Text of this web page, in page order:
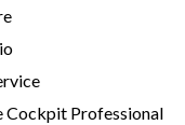
Cockpit Professional